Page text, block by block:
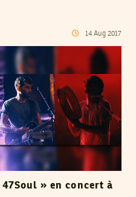
14 Aug 2017
» en concert à